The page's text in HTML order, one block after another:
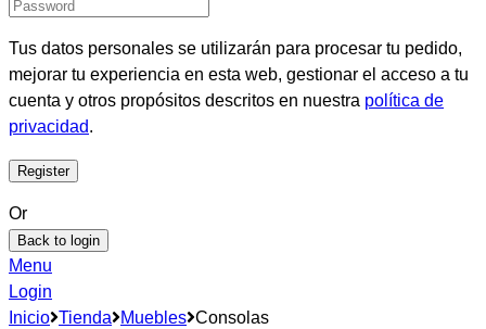
Tus datos personales se utilizarán para procesar tu pedido,
mejorar tu experiencia en esta web, gestionar el acceso a tu
cuenta y otros propósitos descritos en nuestra política de
privacidad.
Or
Back to login
Menu
Login
Inicio Tienda Muebles Consolas